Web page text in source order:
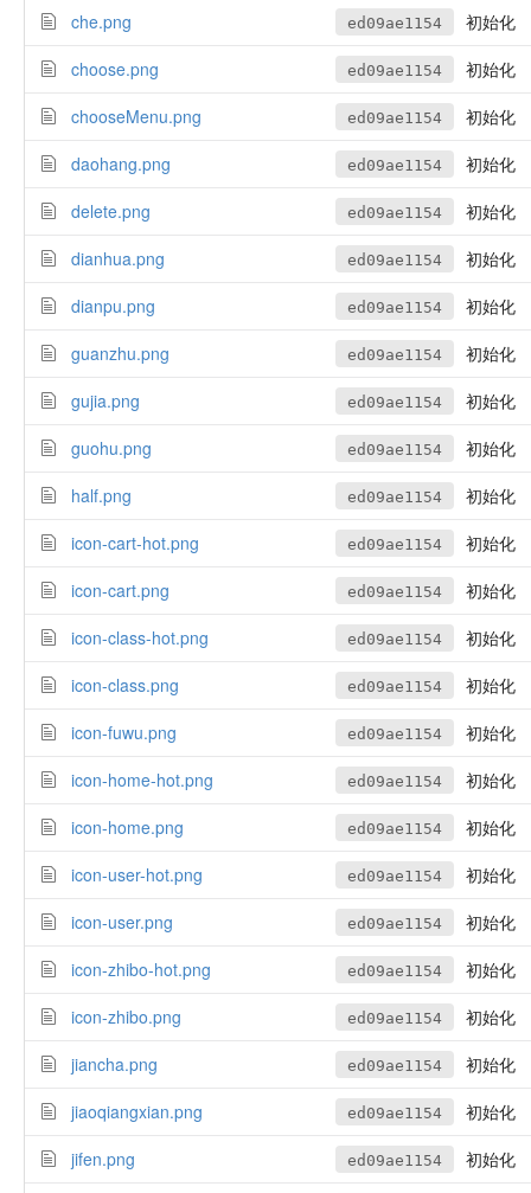
che.png
ed09ae1154
初始化
choose.png
ed09ae1154
初始化
chooseMenu.png
ed09ae1154
初始化
daohang.png
ed09ae1154
初始化
delete.png
ed09ae1154
初始化
dianhua.png
ed09ae1154
初始化
dianpu.png
ed09ae1154
初始化
guanzhu.png
ed09ae1154
初始化
gujia.png
ed09ae1154
初始化
guohu.png
ed09ae1154
初始化
half.png
ed09ae1154
初始化
icon-cart-hot.png
ed09ae1154
初始化
icon-cart.png
ed09ae1154
初始化
icon-class-hot.png
ed09ae1154
初始化
icon-class.png
ed09ae1154
初始化
icon-fuwu.png
ed09ae1154
初始化
icon-home-hot.png
ed09ae1154
初始化
icon-home.png
ed09ae1154
初始化
icon-user-hot.png
ed09ae1154
初始化
icon-user.png
ed09ae1154
初始化
icon-zhibo-hot.png
ed09ae1154
初始化
icon-zhibo.png
ed09ae1154
初始化
jiancha.png
ed09ae1154
初始化
jiaoqiangxian.png
ed09ae1154
初始化
jifen.png
ed09ae1154
初始化